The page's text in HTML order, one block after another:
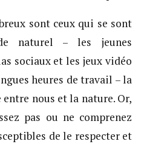
sont ceux qui se sont
naturel – les jeunes
sociaux et les jeux vidéo
heures de travail – la
nous et la nature. Or,
pas ou ne comprenez
de le respecter et